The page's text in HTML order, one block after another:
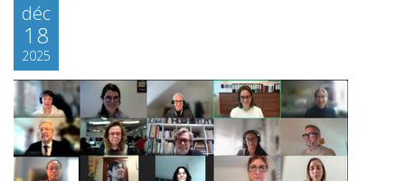
déc
18
2025